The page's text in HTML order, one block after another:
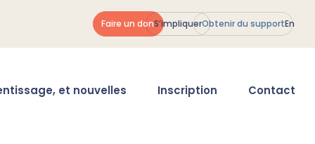
Faire un donS’impliquerObtenir du supportEn
et nouvelles Inscription Contact